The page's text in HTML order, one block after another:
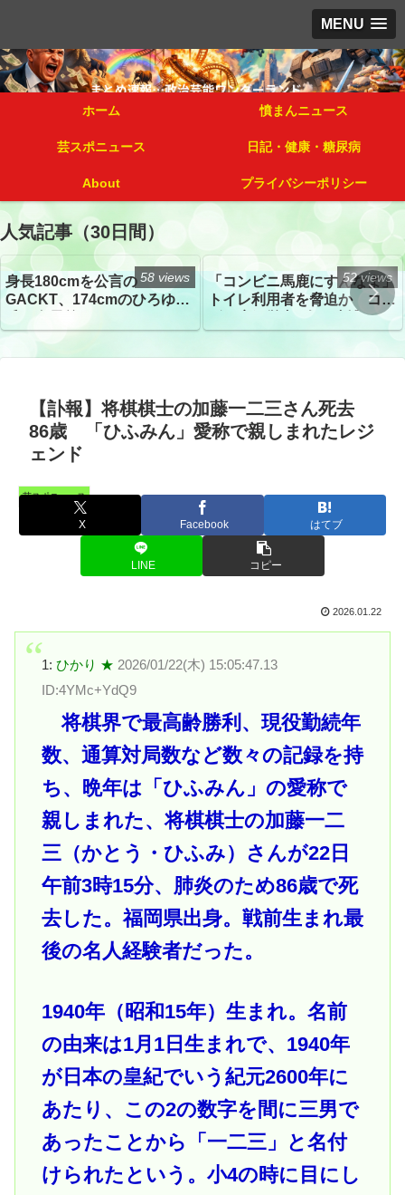
MENU
ホーム 憤まんニュース
芸スポニュース 日記・健康・糖尿病
About プライバシーポリシー
人気記事（30日間）
身長180cmを公言の
GACKT、174cmのひろゆき
トざわつき イベントでの写
真が話題
58 views
「コンビニ馬鹿にすんなよ」
トイレ利用者を脅迫か コン
52 views
【訃報】将棋棋士の加藤一二三さん死去
86歳 「ひふみん」愛称で親しまれたレジ
ェンド
芸スポニュース
X Facebook はてブ
LINE コピー
2026.01.22
1: ひかり ★ 2026/01/22(木) 15:05:47.13
ID:4YMc+YdQ9
将棋界で最高齢勝利、現役勤続年
数、通算対局数など数々の記録を持
ち、晩年は「ひふみん」の愛称で
親しまれた、将棋棋士の加藤一二
三（かとう・ひふみ）さんが22日
午前3時15分、肺炎のため86歳で死
去した。福岡県出身。戦前生まれ最
後の名人経験者だった。
1940年（昭和15年）生まれ。名前
の由来は1月1日生まれで、1940年
が日本の皇紀でいう紀元2600年に
あたり、この2の数字を間に三男で
あったことから「一二三」と名付
けられたという。小4の時に目にし